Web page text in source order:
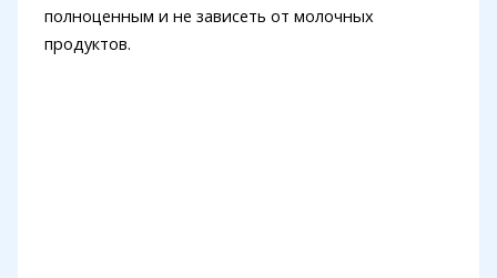
полноценным и не зависеть от молочных
продуктов.